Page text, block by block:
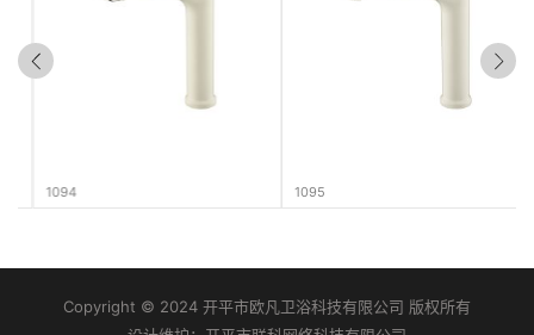
1094 1095
Copyright © 2024 开平市欧凡卫浴科技有限公司 版权所有